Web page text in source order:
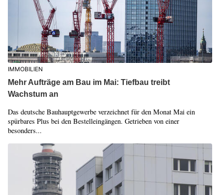
IMMOBILIEN
Mehr Aufträge am Bau im Mai: Tiefbau treibt
Wachstum an
Das deutsche Bauhauptgewerbe verzeichnet für den Monat Mai ein
spürbares Plus bei den Bestelleingängen. Getrieben von einer
besonders...